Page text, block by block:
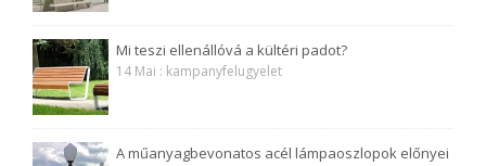
Mi teszi ellenállóvá a kültéri padot?
14 Mai : kampanyfelugyelet
A műanyagbevonatos acél lámpaoszlopok előnyei